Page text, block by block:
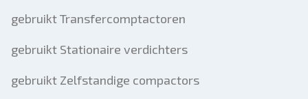
gebruikt Transfercomptactoren
gebruikt Stationaire verdichters
gebruikt Zelfstandige compactors